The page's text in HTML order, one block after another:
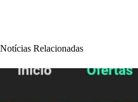
Notícias Relacionadas